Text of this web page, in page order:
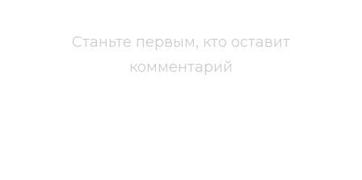
Станьте первым, кто оставит
комментарий